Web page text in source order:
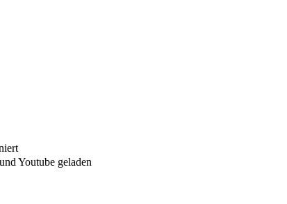
Youtube geladen